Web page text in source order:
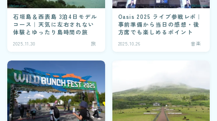
石垣島＆西表島 3泊4日モデル
コース｜天気に左右されない
体験とゆったり島時間の旅
2025.11.30 旅
Oasis 2025 ライブ参戦レポ｜
事前準備から当日の感想・後
方席でも楽しめるポイント
2025.10.26 音楽